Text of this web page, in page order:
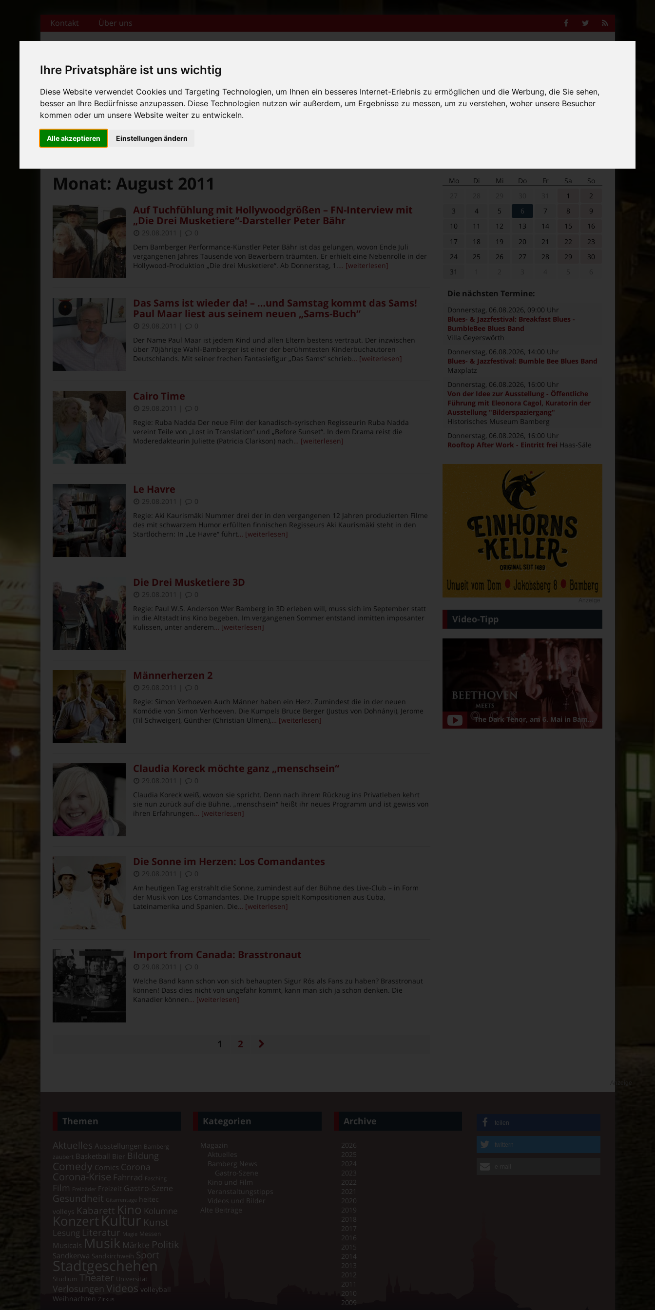
Ihre Privatsphäre ist uns wichtig
Diese Website verwendet Cookies und Targeting Technologien, um Ihnen ein besseres Internet-Erlebnis zu ermöglichen und die Werbung, die Sie sehen,
besser an Ihre Bedürfnisse anzupassen. Diese Technologien nutzen wir außerdem, um Ergebnisse zu messen, um zu verstehen, woher unsere Besucher
kommen oder um unsere Website weiter zu entwickeln.
Alle akzeptieren Einstellungen ändern
Zum Inhalt springen
Kontakt Über uns Facebook
Twitter
Feed
Startseite Magazin Veranstaltungskalender Kleinanzeigen FN-Ausgaben online lesen
Suche
+++ Bamberger Biertage vom 6. bis 9. August +++
+++ Blues- und Jazzfestival vom 31.7. bis 9.8. +++
+++ Blues- und Jazzfestival vom 31.7. bis 9.8. +++
Monat: August 2011
Auf Tuchfühlung mit Hollywoodgrößen – FN-Interview mit
„Die Drei Musketiere“-Darsteller Peter Bähr
29.08.2011
0
Dem Bamberger Performance-Künstler Peter Bähr ist das gelungen, wovon Ende Juli
vergangenen Jahres Tausende von Bewerbern träumten. Er erhielt eine Nebenrolle in der
Hollywood-Produktion „Die drei Musketiere“. Ab Donnerstag, 1.… [weiterlesen]
Das Sams ist wieder da! – …und Samstag kommt das Sams!
Paul Maar liest aus seinem neuen „Sams-Buch“
29.08.2011
0
Der Name Paul Maar ist jedem Kind und allen Eltern bestens vertraut. Der inzwischen
über 70jährige Wahl-Bamberger ist einer der berühmtesten Kinderbuchautoren
Deutschlands. Mit seiner frechen Fantasiefigur „Das Sams“ schrieb… [weiterlesen]
Cairo Time
29.08.2011
0
Regie: Ruba Nadda Der neue Film der kanadisch-syrischen Regisseurin Ruba Nadda
vereint Teile von „Lost in Translation“ und „Before Sunset“. In dem Drama reist die
Moderedakteurin Juliette (Patricia Clarkson) nach… [weiterlesen]
Le Havre
29.08.2011
0
Regie: Aki Kaurismäki Nummer drei der in den vergangenen 12 Jahren produzierten Filme
des mit schwarzem Humor erfüllten finnischen Regisseurs Aki Kaurismäki steht in den
Startlöchern: In „Le Havre“ führt… [weiterlesen]
Die Drei Musketiere 3D
29.08.2011
0
Regie: Paul W.S. Anderson Wer Bamberg in 3D erleben will, muss sich im September statt
in die Altstadt ins Kino begeben. Im vergangenen Sommer entstand inmitten imposanter
Kulissen, unter anderem… [weiterlesen]
Männerherzen 2
29.08.2011
0
Regie: Simon Verhoeven Auch Männer haben ein Herz. Zumindest die in der neuen
Komödie von Simon Verhoeven. Die Kumpels Bruce Berger (Justus von Dohnányi), Jerome
(Til Schweiger), Günther (Christian Ulmen),… [weiterlesen]
Claudia Koreck möchte ganz „menschsein“
29.08.2011
0
Claudia Koreck weiß, wovon sie spricht. Denn nach ihrem Rückzug ins Privatleben kehrt
sie nun zurück auf die Bühne. „menschsein“ heißt ihr neues Programm und ist gewiss von
ihren Erfahrungen… [weiterlesen]
Die Sonne im Herzen: Los Comandantes
29.08.2011
0
Am heutigen Tag erstrahlt die Sonne, zumindest auf der Bühne des Live-Club – in Form
der Musik von Los Comandantes. Die Truppe spielt Kompositionen aus Cuba,
Lateinamerika und Spanien. Die… [weiterlesen]
Import from Canada: Brasstronaut
29.08.2011
0
Welche Band kann schon von sich behaupten Sigur Rós als Fans zu haben? Brasstronaut
können! Dass dies nicht von ungefähr kommt, kann man sich ja schon denken. Die
Kanadier können… [weiterlesen]
1 2
Mo Di Mi Do Fr Sa
So
1
2
3
4 5 6 7 8
9
10
11 12 13 14 15
16
17
18 19 20 21 22
23
24
25 26 27 28 29
30
31
Die nächsten Termine:
Donnerstag, 06.08.2026, 09:00 Uhr
Blues- & Jazzfestival: Breakfast Blues -
BumbleBee Blues Band
Villa Geyerswörth
Donnerstag, 06.08.2026, 14:00 Uhr
Blues- & Jazzfestival: Bumble Bee Blues Band
Maxplatz
Donnerstag, 06.08.2026, 16:00 Uhr
Von der Idee zur Ausstellung - Öffentliche
Führung mit Eleonora Cagol, Kuratorin der
Ausstellung "Bilderspaziergang"
Historisches Museum Bamberg
Donnerstag, 06.08.2026, 16:00 Uhr
Rooftop After Work - Eintritt frei Haas-Säle
Video-Tipp
The Dark Tenor, am 6. Mai in Bamberg
Themen
Aktuelles Ausstellungen Bamberg
zaubert Basketball Bier Bildung
Comedy Comics Corona
Corona-Krise Fahrrad Fasching
Film Freibäder Freizeit Gastro-Szene
Gesundheit Gitarrentage heitec
volleys Kabarett Kino Kolumne
Konzert Kultur Kunst
Lesung Literatur Magie Messen
Musicals Musik Märkte Politik
Sandkerwa Sandkirchweih Sport
Stadtgeschehen
Studium Theater Universität
Verlosungen Videos volleyball
Weihnachten Zirkus
Kategorien
Magazin
Aktuelles
Bamberg News
Gastro-Szene
Kino und Film
Veranstaltungstipps
Videos und Bilder
Alte Beiträge
Archive
2026
2025
2024
2023
2022
2021
2020
2019
2018
2017
2016
2015
2014
2013
2012
2011
2010
2009
teilen
twittern